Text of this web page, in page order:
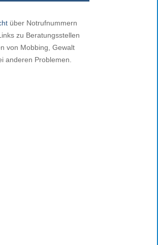
über Notrufnummern
zu Beratungsstellen
von Mobbing, Gewalt
anderen Problemen.